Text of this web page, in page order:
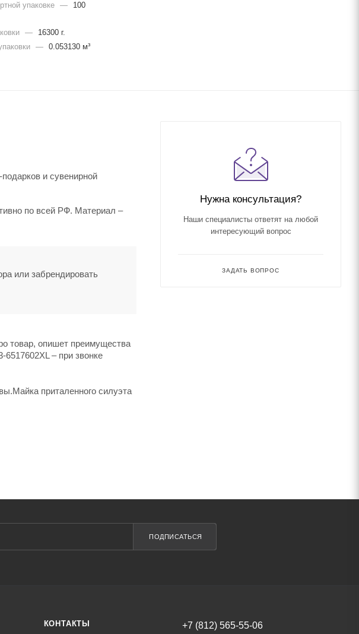
упаковке
—
100
—
16300 г.
— 0.053130 м³
и сувенирной
по всей РФ. Материал –
или забрендировать
товар, опишет преимущества
– при звонке
приталенного силуэта
Нужна консультация?
Наши специалисты ответят на любой
интересующий вопрос
ЗАДАТЬ ВОПРОС
ПОДПИСАТЬСЯ
КОНТАКТЫ +7 (812) 565-55-06